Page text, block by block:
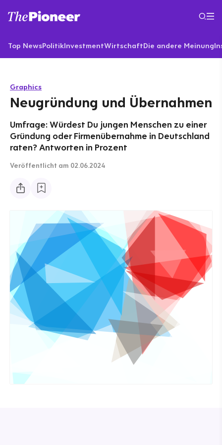
Top NewsPolitikInvestmentWirtschaftDie andere Meinung
Graphics
Neugründung und Übernahmen
Umfrage: Würdest Du jungen Menschen zu einer
Gründung oder Firmenübernahme in Deutschland
raten? Antworten in Prozent
Veröffentlicht am 02.06.2024